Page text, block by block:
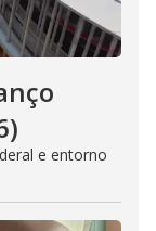
e entorno